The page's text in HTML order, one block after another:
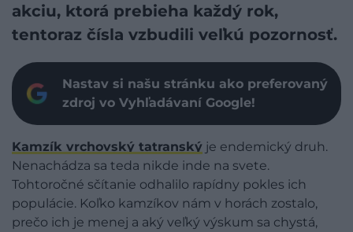
akciu, ktorá prebieha každý rok,
tentoraz čísla vzbudili veľkú pozornosť.
Nastav si našu stránku ako preferovaný
zdroj vo Vyhľadávaní Google!
Kamzík vrchovský tatranský je endemický druh.
Nenachádza sa teda nikde inde na svete.
Tohtoročné sčítanie odhalilo rapídny pokles ich
populácie. Koľko kamzíkov nám v horách zostalo,
prečo ich je menej a aký veľký výskum sa chystá,